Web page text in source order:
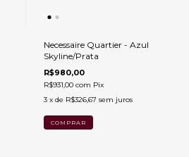
Necessaire Quartier - Azul
Skyline/Prata
R$980,00
R$931,00 com Pix
3 x de R$326,67 sem juros